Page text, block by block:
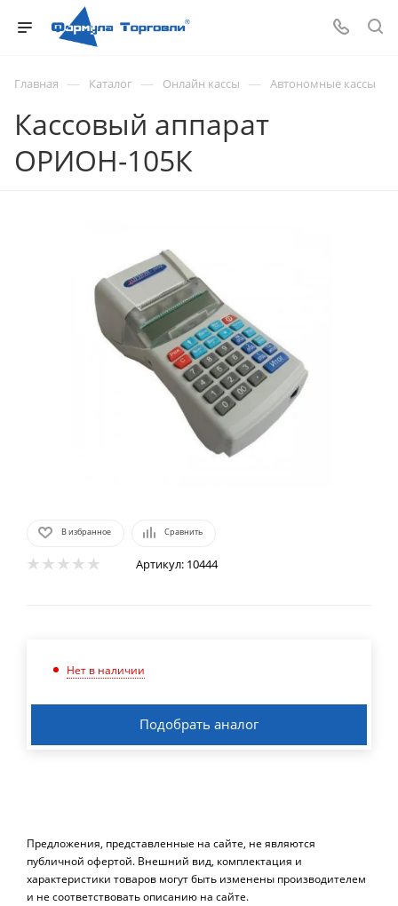
Главная — Каталог — Онлайн кассы — Автономные кассы
Кассовый аппарат
ОРИОН-105К
В избранное Сравнить
Артикул: 10444
Нет в наличии
Подобрать аналог
Предложения, представленные на сайте, не являются
публичной офертой. Внешний вид, комплектация и
характеристики товаров могут быть изменены производителем
и не соответствовать описанию на сайте.